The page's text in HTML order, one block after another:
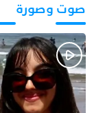
صوت وصورة